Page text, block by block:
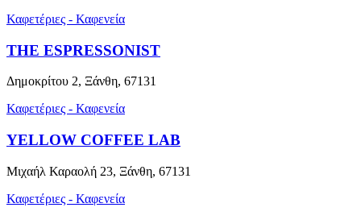
Καφετέριες - Καφενεία
THE ESPRESSONIST
Δημοκρίτου 2, Ξάνθη, 67131
Καφετέριες - Καφενεία
YELLOW COFFEE LAB
Μιχαήλ Καραολή 23, Ξάνθη, 67131
Καφετέριες - Καφενεία